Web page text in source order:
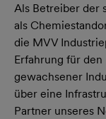
Als Betreiber der
als
die MVV
Erfahrung für
gewachsener
über eine
Partner unseres